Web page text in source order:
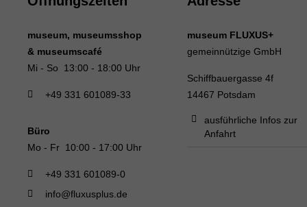
museum, museumsshop
& museumscafé
Mi - So 13:00 - 18:00 Uhr
+49 331 601089-33
Büro
Mo - Fr 10:00 - 17:00 Uhr
+49 331 601089-0
info@fluxusplus.de
museum FLUXUS+
gemeinnützige GmbH
Schiffbauergasse 4f
14467 Potsdam
ausführliche Infos zur
Anfahrt